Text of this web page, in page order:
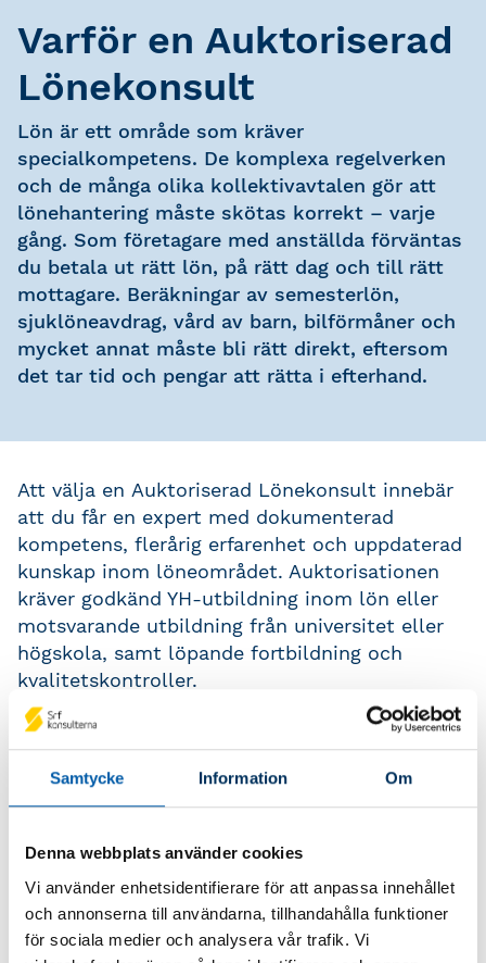
Samtycke Information Om
Denna webbplats använder cookies
Vi använder enhetsidentifierare för att anpassa innehållet
och annonserna till användarna, tillhandahålla funktioner
för sociala medier och analysera vår trafik. Vi
Varför en Auktoriserad
Lönekonsult
Lön är ett område som kräver
specialkompetens. De komplexa regelverken
och de många olika kollektivavtalen gör att
lönehantering måste skötas korrekt – varje
gång. Som företagare med anställda förväntas
du betala ut rätt lön, på rätt dag och till rätt
mottagare. Beräkningar av semesterlön,
sjuklöneavdrag, vård av barn, bilförmåner och
mycket annat måste bli rätt direkt, eftersom
det tar tid och pengar att rätta i efterhand.
Att välja en Auktoriserad Lönekonsult innebär
att du får en expert med dokumenterad
kompetens, flerårig erfarenhet och uppdaterad
kunskap inom löneområdet. Auktorisationen
kräver godkänd YH-utbildning inom lön eller
motsvarande utbildning från universitet eller
högskola, samt löpande fortbildning och
kvalitetskontroller.
Med auktorisationen säkerställer du som
företag att din lönekonsult har rätt
kompetens, erfarenhet och arbetar enligt
branschens krav på kvalitet och
När du anlitar eller anställer en Auktoriserad
Lönekonsult får du:
En intygad och kompetent